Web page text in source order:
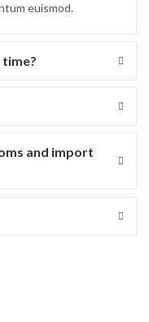
euismod.
and import